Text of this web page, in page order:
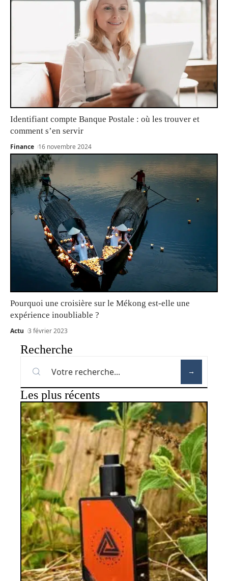
Identifiant compte Banque Postale : où les trouver et
comment s’en servir
Finance 16 novembre 2024
Pourquoi une croisière sur le Mékong est-elle une
expérience inoubliable ?
Actu 3 février 2023
Recherche
Les plus récents